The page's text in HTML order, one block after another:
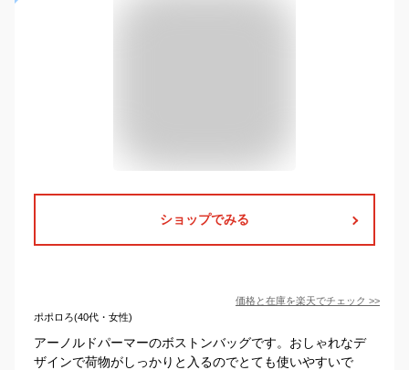
ショップでみる
価格と在庫を楽天でチェック >>
ポポロろ(40代・女性)
アーノルドパーマーのボストンバッグです。おしゃれなデ
ザインで荷物がしっかりと入るのでとても使いやすいで